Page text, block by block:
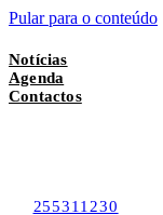
Pular para o conteúdo
Notícias
Agenda
Contactos
255311230